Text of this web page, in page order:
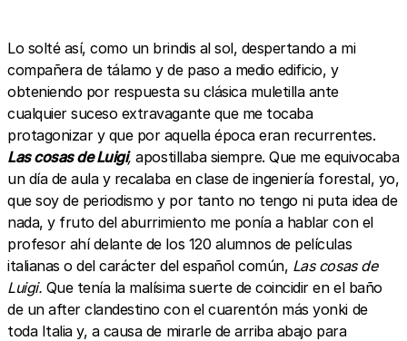
Lo solté así, como un brindis al sol, despertando a mi
compañera de tálamo y de paso a medio edificio, y
obteniendo por respuesta su clásica muletilla ante
cualquier suceso extravagante que me tocaba
protagonizar y que por aquella época eran recurrentes.
Las cosas de Luigi, apostillaba siempre. Que me equivocaba
un día de aula y recalaba en clase de ingeniería forestal, yo,
que soy de periodismo y por tanto no tengo ni puta idea de
nada, y fruto del aburrimiento me ponía a hablar con el
profesor ahí delante de los 120 alumnos de películas
italianas o del carácter del español común, Las cosas de
Luigi. Que tenía la malísima suerte de coincidir en el baño
de un after clandestino con el cuarentón más yonki de
toda Italia y, a causa de mirarle de arriba abajo para